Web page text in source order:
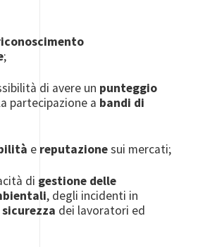
;
di avere un punteggio
partecipazione a bandi di
e reputazionesui mercati;
di gestione delle
, degli incidenti in
sicurezza dei lavoratori ed